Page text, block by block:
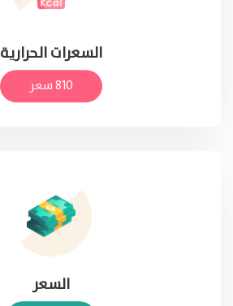
السعرات الحرارية
810 سعر
السعر